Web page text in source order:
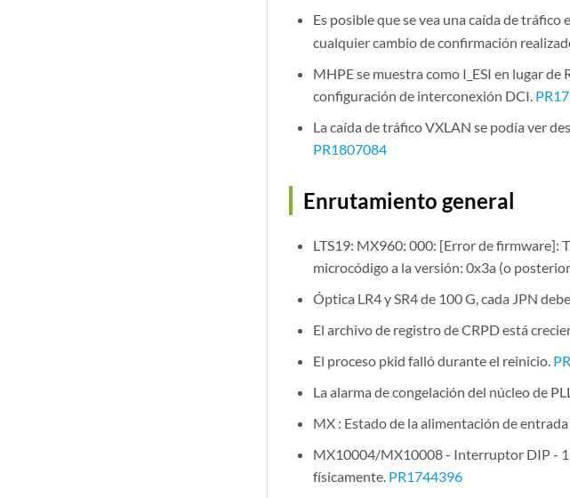
Es posible que se vea una caída de
cualquier cambio de confirmación
MHPE se muestra como I_ESI en lugar
configuración de interconexión DCI.
La caída de tráfico VXLAN se podía ver
PR1807084
Enrutamiento general
LTS19: MX960: 000: [Error de firmware]:
microcódigo a la versión: 0x3a (o
Óptica LR4 y SR4 de 100 G, cada JPN
El archivo de registro de CRPD está
El proceso pkid falló durante el reinicio.
La alarma de congelación del núcleo de
MX : Estado de la alimentación de
MX10004/MX10008 - Interruptor DIP -
físicamente. PR1744396